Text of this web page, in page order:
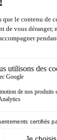
Fortal ©
Sitemap